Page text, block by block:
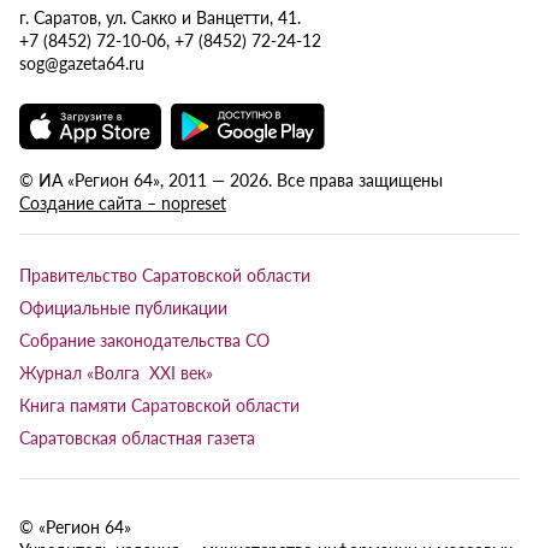
г. Саратов, ул. Сакко и Ванцетти, 41.
+7 (8452) 72-10-06, +7 (8452) 72-24-12
sog@gazeta64.ru
© ИА «Регион 64», 2011 — 2026. Все права защищены
Создание сайта – nopreset
Правительство Саратовской области
Официальные публикации
Собрание законодательства СО
Журнал «Волга XXI век»
Книга памяти Саратовской области
Саратовская областная газета
© «Регион 64»